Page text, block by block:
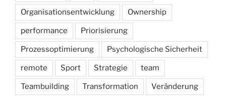
Organisationsentwicklung Ownership
performance Priorisierung
Prozessoptimierung Psychologische Sicherheit
remote Sport Strategie team
Teambuilding Transformation Veränderung